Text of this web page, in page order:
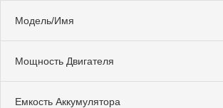
Модель/Имя
Мощность Двигателя
Емкость Аккумулятора